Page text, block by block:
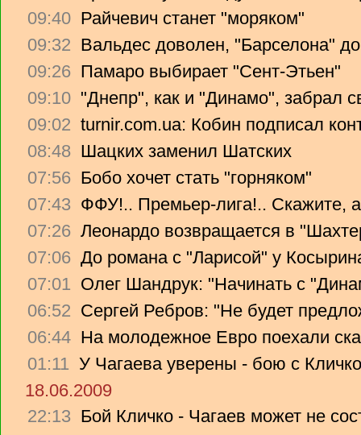
09:40 Райчевич станет "моряком"
09:32 Вальдес доволен, "Барселона"
09:26 Памаро выбирает "Сент-Этьен"
09:10 "Днепр", как и "Динамо", забрал
09:02 turnir.com.ua: Кобин подписал
08:48 Шацких заменил Шатских
07:56 Бобо хочет стать "горняком"
07:43 ФФУ!.. Премьер-лига!.. Скажите,
07:26 Леонардо возвращается в
07:06 До романа с "Ларисой" у
07:01 Олег Шандрук: "Начинать с
06:52 Сергей Ребров: "Не будет
06:44 На молодежное Евро поехали
01:11 У Чагаева уверены - бою с
18.06.2009
22:13 Бой Кличко - Чагаев может не